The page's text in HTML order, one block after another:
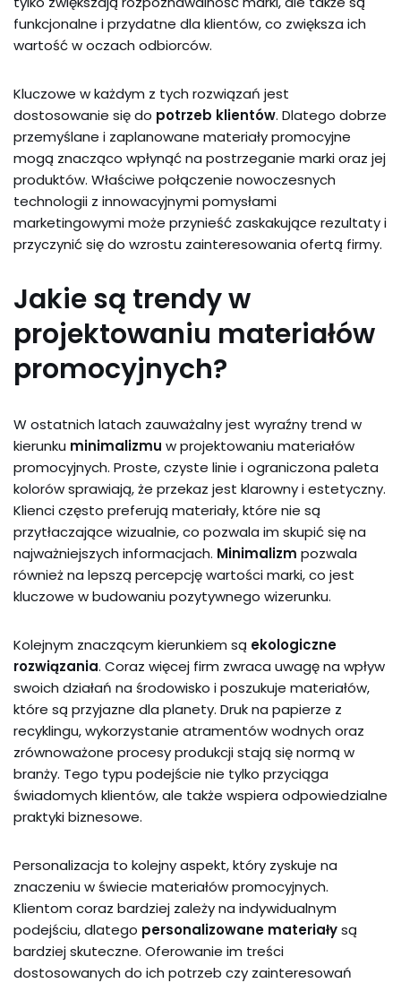
funkcjonalne i przydatne dla klientów, co zwiększa ich
wartość w oczach odbiorców.
Kluczowe w każdym z tych rozwiązań jest
dostosowanie się do potrzeb klientów. Dlatego dobrze
przemyślane i zaplanowane materiały promocyjne
mogą znacząco wpłynąć na postrzeganie marki oraz jej
produktów. Właściwe połączenie nowoczesnych
technologii z innowacyjnymi pomysłami
marketingowymi może przynieść zaskakujące rezultaty i
przyczynić się do wzrostu zainteresowania ofertą firmy.
Jakie są trendy w
projektowaniu materiałów
promocyjnych?
W ostatnich latach zauważalny jest wyraźny trend w
kierunku minimalizmu w projektowaniu materiałów
promocyjnych. Proste, czyste linie i ograniczona paleta
kolorów sprawiają, że przekaz jest klarowny i estetyczny.
Klienci często preferują materiały, które nie są
przytłaczające wizualnie, co pozwala im skupić się na
najważniejszych informacjach. Minimalizm pozwala
również na lepszą percepcję wartości marki, co jest
kluczowe w budowaniu pozytywnego wizerunku.
Kolejnym znaczącym kierunkiem są ekologiczne
rozwiązania. Coraz więcej firm zwraca uwagę na wpływ
swoich działań na środowisko i poszukuje materiałów,
które są przyjazne dla planety. Druk na papierze z
recyklingu, wykorzystanie atramentów wodnych oraz
zrównoważone procesy produkcji stają się normą w
branży. Tego typu podejście nie tylko przyciąga
świadomych klientów, ale także wspiera odpowiedzialne
praktyki biznesowe.
Personalizacja to kolejny aspekt, który zyskuje na
znaczeniu w świecie materiałów promocyjnych.
Klientom coraz bardziej zależy na indywidualnym
podejściu, dlatego personalizowane materiałysą
bardziej skuteczne. Oferowanie im treści
dostosowanych do ich potrzeb czy zainteresowań